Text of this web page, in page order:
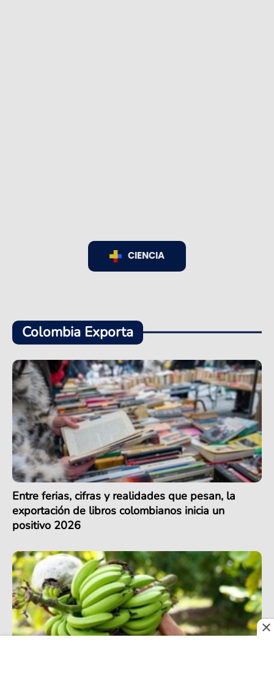
CIENCIA
Colombia Exporta
Entre ferias, cifras y realidades que pesan, la
exportación de libros colombianos inicia un
positivo 2026